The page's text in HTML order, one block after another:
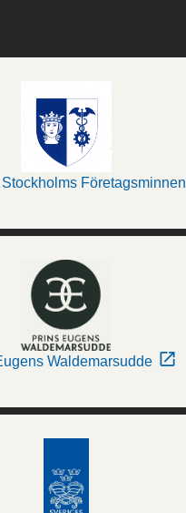
Företagsminnen
Waldemarsudde